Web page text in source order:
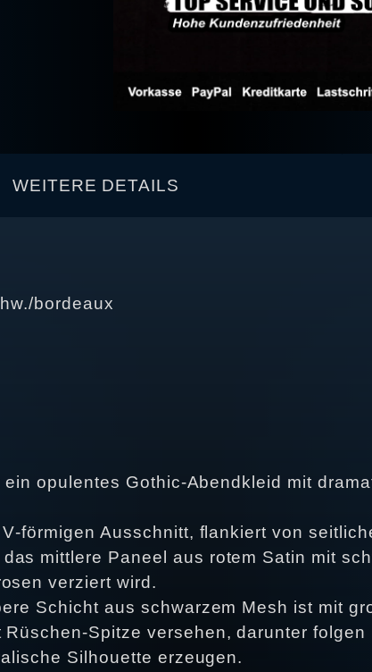
WEITERE DETAILS
bordeaux
opulentes Gothic‑Abendkleid mit
Ausschnitt, flankiert von
mittlere Paneel aus rotem Satin mit
verziert wird.
Schicht aus schwarzem Mesh ist mit
versehen, darunter
Silhouette erzeugen.